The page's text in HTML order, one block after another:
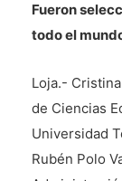
Fueron
todo el
Loja.-
de Ciencias
Universidad
Rubén Polo